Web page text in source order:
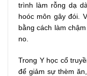
trình làm rỗng dạ
hoóc môn gây đói.
bằng cách làm
no.
Trong Y học cổ
để giảm sự thèm